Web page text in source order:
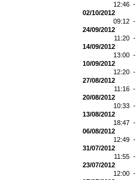
12:46 -
02/10/2012
09:12 -
24/09/2012
11:20 -
14/09/2012
13:00 -
10/09/2012
12:20 -
27/08/2012
11:16 -
20/08/2012
10:33 -
13/08/2012
18:47 -
06/08/2012
12:49 -
31/07/2012
11:55 -
23/07/2012
12:00 -